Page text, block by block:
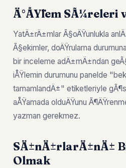
Ä°ÅŸlem SÃ¼releri
YatÄ±rÄ±mlar Ã§oÄŸunlukla
Ã§ekimler, doÄŸrulama
bir inceleme adÄ±mÄ±ndan
iÅŸlemin durumunu panelde
tamamlandÄ±" etiketleriyle
aÅŸamada olduÄŸunu
yazman gerekmez.
SÄ±nÄ±rlarÄ±nÄ±
Olmak